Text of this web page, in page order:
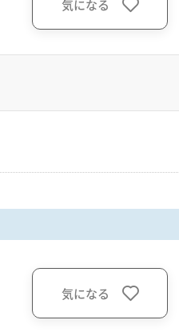
気になる
気になる